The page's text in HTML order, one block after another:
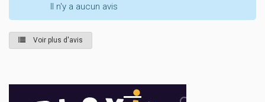
Il n'y a aucun avis
Voir plus d'avis